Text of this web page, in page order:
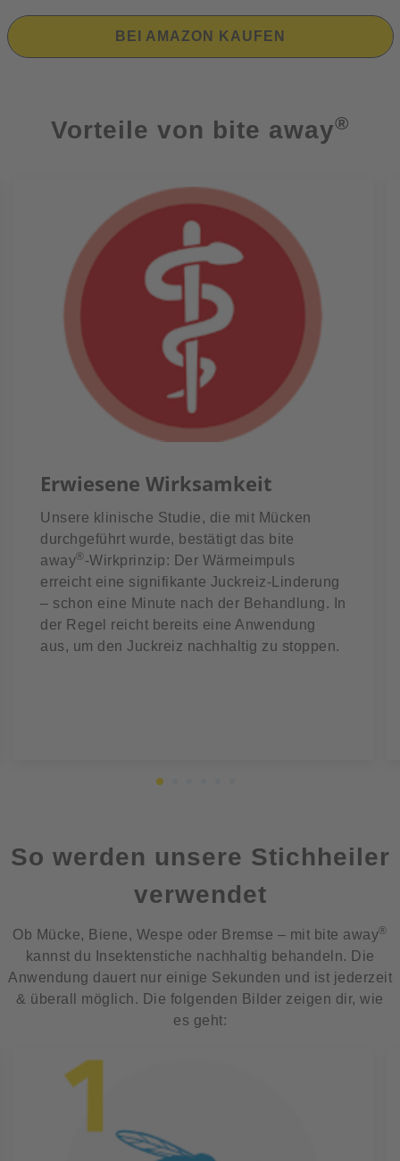
BEI AMAZON KAUFEN
Vorteile von bite away®
Erwiesene Wirksamkeit
Unsere klinische Studie, die mit Mücken
durchgeführt wurde, bestätigt das bite
away®-Wirkprinzip: Der Wärmeimpuls
erreicht eine signifikante Juckreiz-Linderung
– schon eine Minute nach der Behandlung. In
der Regel reicht bereits eine Anwendung
aus, um den Juckreiz nachhaltig zu stoppen.
So werden unsere Stichheiler
verwendet
Ob Mücke, Biene, Wespe oder Bremse – mit bite away®
kannst du Insektenstiche nachhaltig behandeln. Die
Anwendung dauert nur einige Sekunden und ist jederzeit
& überall möglich. Die folgenden Bilder zeigen dir, wie
es geht: